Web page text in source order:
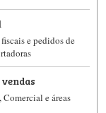
e pedidos de
e áreas